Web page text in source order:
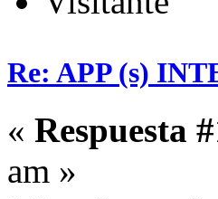
Re: APP (s)
« Respuesta
am »